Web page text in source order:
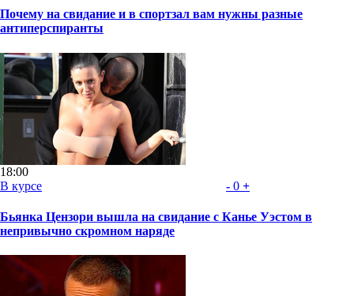
Почему на свидание и в спортзал вам нужны разные
антиперспиранты
18:00
В курсе
- 0 +
Бьянка Цензори вышла на свидание с Канье Уэстом в
непривычно скромном наряде